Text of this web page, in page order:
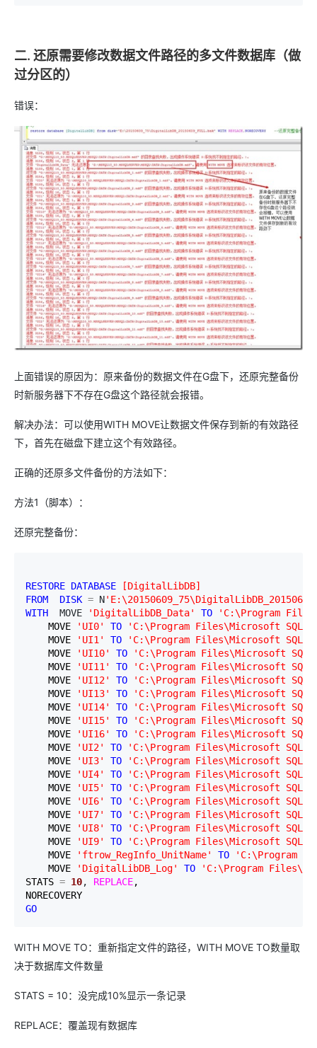
二. 还原需要修改数据文件路径的多文件数据库（做
过分区的）
错误：
上面错误的原因为：原来备份的数据文件在G盘下，还原完整备份
时新服务器下不存在G盘这个路径就会报错。
解决办法：可以使用WITH MOVE让数据文件保存到新的有效路径
下，首先在磁盘下建立这个有效路径。
正确的还原多文件备份的方法如下：
方法1（脚本）：
还原完整备份：
RESTORE DATABASE [DigitalLibDB]
FROM
DISK = N'
WITH
  MOVE
' DigitalLibDB_Data' TO ' C:\Program
    MOVE
' UI0' TO ' C:\Program Files\Microsoft SQL   --
    MOVE
' UI1 ' TO ' C:\Program Files\Microsoft SQL
    MOVE
' UI10' TO ' C:\Program Files\Microsoft SQL
    MOVE
' UI11 ' TO ' C:\Program Files\Microsoft SQL
    MOVE
' UI12' TO ' C:\Program Files\Microsoft SQL
    MOVE
' UI13' TO ' C:\Program Files\Microsoft SQL
    MOVE
' UI14' TO ' C:\Program Files\Microsoft SQL
    MOVE
' UI15' TO ' C:\Program Files\Microsoft SQL
    MOVE
' UI16' TO ' C:\Program Files\Microsoft SQL
    MOVE
' UI2' TO ' C:\Program Files\Microsoft SQL
    MOVE
' UI3' TO ' C:\Program Files\Microsoft SQL
    MOVE
' UI4' TO ' C:\Program Files\Microsoft SQL
    MOVE
' UI5' TO ' C:\Program Files\Microsoft SQL
    MOVE
' UI6' TO ' C:\Program Files\Microsoft SQL
    MOVE
' UI7' TO ' C:\Program Files\Microsoft SQL
    MOVE
' UI8' TO ' C:\Program Files\Microsoft SQL
    MOVE
' UI9' TO ' C:\Program Files\Microsoft SQL
    MOVE
' ftrow_RegInfo_UnitName' TO ' C:\Program
    MOVE
' DigitalLibDB_Log' TO ' C:\Program
STATS = 10, REPLACE,
GO
WITH MOVE TO：重新指定文件的路径，WITH MOVE TO数量取
决于数据库文件数量
STATS = 10：没完成10%显示一条记录
REPLACE：覆盖现有数据库